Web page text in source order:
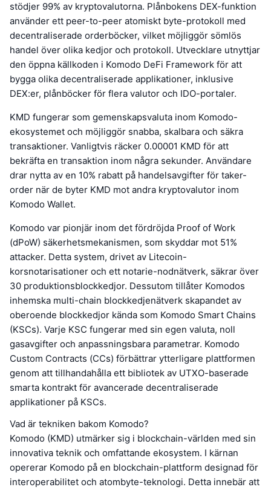
stödjer 99% av kryptovalutorna. Plånbokens DEX-funktion
använder ett peer-to-peer atomiskt byte-protokoll med
decentraliserade orderböcker, vilket möjliggör sömlös
handel över olika kedjor och protokoll. Utvecklare utnyttjar
den öppna källkoden i Komodo DeFi Framework för att
bygga olika decentraliserade applikationer, inklusive
DEX:er, plånböcker för flera valutor och IDO-portaler.
KMD fungerar som gemenskapsvaluta inom Komodo-
ekosystemet och möjliggör snabba, skalbara och säkra
transaktioner. Vanligtvis räcker 0.00001 KMD för att
bekräfta en transaktion inom några sekunder. Användare
drar nytta av en 10% rabatt på handelsavgifter för taker-
order när de byter KMD mot andra kryptovalutor inom
Komodo Wallet.
Komodo var pionjär inom det fördröjda Proof of Work
(dPoW) säkerhetsmekanismen, som skyddar mot 51%
attacker. Detta system, drivet av Litecoin-
korsnotarisationer och ett notarie-nodnätverk, säkrar över
30 produktionsblockkedjor. Dessutom tillåter Komodos
inhemska multi-chain blockkedjenätverk skapandet av
oberoende blockkedjor kända som Komodo Smart Chains
(KSCs). Varje KSC fungerar med sin egen valuta, noll
gasavgifter och anpassningsbara parametrar. Komodo
Custom Contracts (CCs) förbättrar ytterligare plattformen
genom att tillhandahålla ett bibliotek av UTXO-baserade
smarta kontrakt för avancerade decentraliserade
applikationer på KSCs.
Vad är tekniken bakom Komodo?
Komodo (KMD) utmärker sig i blockchain-världen med sin
innovativa teknik och omfattande ekosystem. I kärnan
opererar Komodo på en blockchain-plattform designad för
interoperabilitet och atombyte-teknologi. Detta innebär att